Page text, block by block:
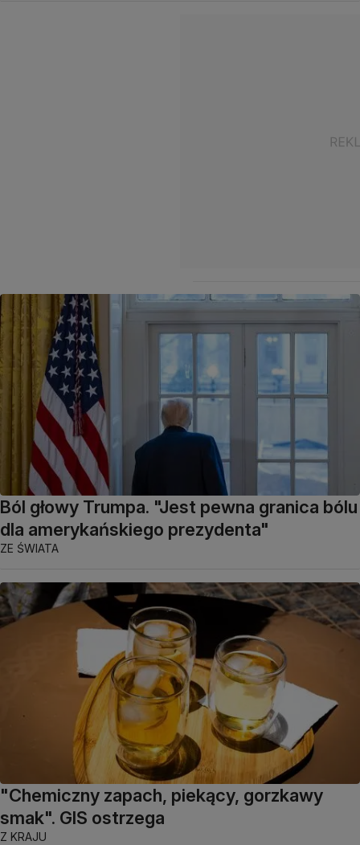
Ból głowy Trumpa. "Jest pewna granica bólu
dla amerykańskiego prezydenta"
ZE ŚWIATA
"Chemiczny zapach, piekący, gorzkawy
smak". GIS ostrzega
Z KRAJU